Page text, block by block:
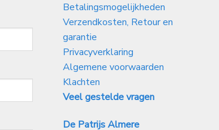
Betalingsmogelijkheden
Verzendkosten, Retour en
garantie
Privacyverklaring
Algemene voorwaarden
Klachten
Veel gestelde vragen
De Patrijs Almere